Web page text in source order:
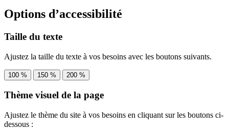
Options d’accessibilité
Taille du texte
Ajustez la taille du texte à vos besoins avec les boutons suivants.
100 % 150 % 200 %
Thème visuel de la page
Ajustez le thème du site à vos besoins en cliquant sur les boutons ci-
dessous :